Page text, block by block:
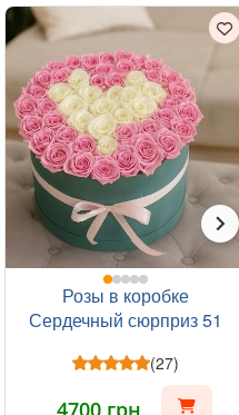
Розы в коробке
Сердечный сюрприз 51
(27)
4700 грн